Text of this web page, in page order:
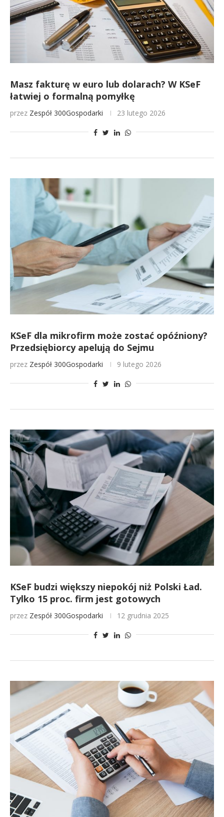
Masz fakturę w euro lub dolarach? W KSeF
łatwiej o formalną pomyłkę
przez Zespół 300Gospodarki 23 lutego 2026
KSeF dla mikrofirm może zostać opóźniony?
Przedsiębiorcy apelują do Sejmu
przez Zespół 300Gospodarki 9 lutego 2026
KSeF budzi większy niepokój niż Polski Ład.
Tylko 15 proc. firm jest gotowych
przez Zespół 300Gospodarki 12 grudnia 2025